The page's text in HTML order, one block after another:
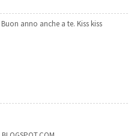
anno anche a te. Kiss kiss